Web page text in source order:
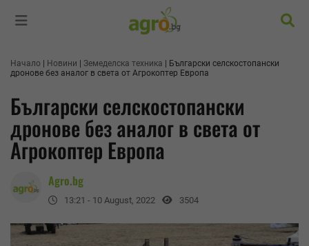
Начало Новини Земеделска техника
Български селскостопански
дронове без аналог в света от Агрокоптер Европа
Български селскостопански
дронове без аналог в света от
Агрокоптер Европа
Agro.bg
13:21 - 10 August, 2022 3504